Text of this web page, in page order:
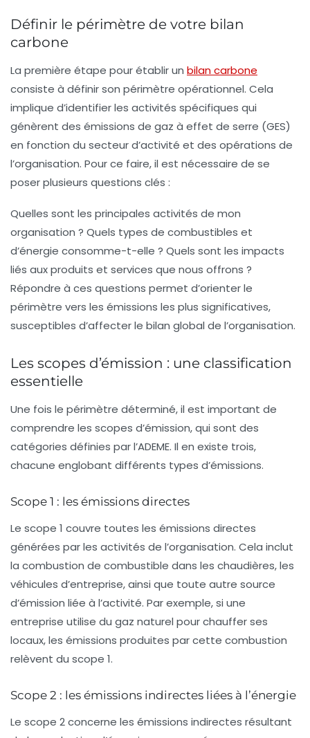
Définir le périmètre de votre bilan
carbone
La première étape pour établir un bilan carbone
consiste à définir son périmètre opérationnel. Cela
implique d’identifier les activités spécifiques qui
génèrent des émissions de gaz à effet de serre (GES)
en fonction du secteur d’activité et des opérations de
l’organisation. Pour ce faire, il est nécessaire de se
poser plusieurs questions clés :
Quelles sont les principales activités de mon
organisation ? Quels types de combustibles et
d’énergie consomme-t-elle ? Quels sont les impacts
liés aux produits et services que nous offrons ?
Répondre à ces questions permet d’orienter le
périmètre vers les émissions les plus significatives,
susceptibles d’affecter le bilan global de l’organisation.
Les scopes d’émission : une classification
essentielle
Une fois le périmètre déterminé, il est important de
comprendre les scopes d’émission, qui sont des
catégories définies par l’ADEME. Il en existe trois,
chacune englobant différents types d’émissions.
Scope 1 : les émissions directes
Le scope 1 couvre toutes les émissions directes
générées par les activités de l’organisation. Cela inclut
la combustion de combustible dans les chaudières, les
véhicules d’entreprise, ainsi que toute autre source
d’émission liée à l’activité. Par exemple, si une
entreprise utilise du gaz naturel pour chauffer ses
locaux, les émissions produites par cette combustion
relèvent du scope 1.
Scope 2 : les émissions indirectes liées à l’énergie
Le scope 2concerne les émissions indirectes résultant